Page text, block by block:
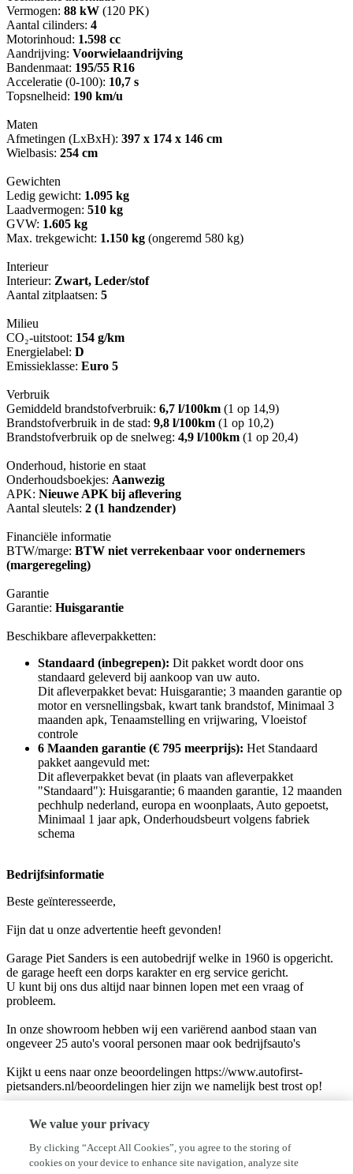
Vermogen: 88 kW (120 PK)
Aantal cilinders: 4
Motorinhoud: 1.598 cc
Aandrijving: Voorwielaandrijving
Bandenmaat: 195/55 R16
Acceleratie (0-100): 10,7 s
Topsnelheid: 190 km/u
Maten
Afmetingen (LxBxH): 397 x 174 x 146 cm
Wielbasis: 254 cm
Gewichten
Ledig gewicht: 1.095 kg
Laadvermogen: 510 kg
GVW: 1.605 kg
Max. trekgewicht: 1.150 kg (ongeremd 580 kg)
Interieur
Interieur: Zwart, Leder/stof
Aantal zitplaatsen: 5
Milieu
CO₂-uitstoot: 154 g/km
Energielabel: D
Emissieklasse: Euro 5
Verbruik
Gemiddeld brandstofverbruik: 6,7 l/100km (1 op 14,9)
Brandstofverbruik in de stad: 9,8 l/100km (1 op 10,2)
Brandstofverbruik op de snelweg: 4,9 l/100km (1 op 20,4)
Onderhoud, historie en staat
Onderhoudsboekjes: Aanwezig
APK: Nieuwe APK bij aflevering
Aantal sleutels: 2 (1 handzender)
Financiële informatie
BTW/marge: BTW niet verrekenbaar voor ondernemers
(margeregeling)
Garantie
Garantie: Huisgarantie
Beschikbare afleverpakketten:
Standaard (inbegrepen): Dit pakket wordt door ons
standaard geleverd bij aankoop van uw auto.
Dit afleverpakket bevat: Huisgarantie; 3 maanden garantie op
motor en versnellingsbak, kwart tank brandstof, Minimaal 3
maanden apk, Tenaamstelling en vrijwaring, Vloeistof
controle
6 Maanden garantie (€ 795 meerprijs): Het Standaard
pakket aangevuld met:
Dit afleverpakket bevat (in plaats van afleverpakket
"Standaard"): Huisgarantie; 6 maanden garantie, 12 maanden
pechhulp nederland, europa en woonplaats, Auto gepoetst,
Minimaal 1 jaar apk, Onderhoudsbeurt volgens fabriek
schema
Bedrijfsinformatie
Beste geïnteresseerde,
Fijn dat u onze advertentie heeft gevonden!
Garage Piet Sanders is een autobedrijf welke in 1960 is opgericht.
de garage heeft een dorps karakter en erg service gericht.
U kunt bij ons dus altijd naar binnen lopen met een vraag of
probleem.
In onze showroom hebben wij een variërend aanbod staan van
ongeveer 25 auto's vooral personen maar ook bedrijfsauto's
Kijkt u eens naar onze beoordelingen https://www.autofirst-
pietsanders.nl/beoordelingen hier zijn we namelijk best trost op!
een andere auto.
Mocht u n.a.v. deze advertentie toch nog vragen hebben, dan zijn
wij ook na openingstijden voor u bereikbaar op telefoonnummer 06-
We value your privacy
By clicking “Accept All Cookies”, you agree to the storing of
cookies on your device to enhance site navigation, analyze site